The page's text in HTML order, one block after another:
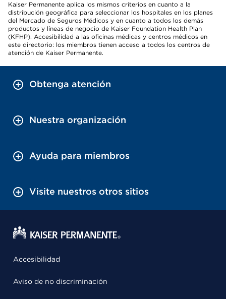
Kaiser Permanente aplica los mismos criterios en cuanto a la
distribución geográfica para seleccionar los hospitales en los planes
del Mercado de Seguros Médicos y en cuanto a todos los demás
productos y líneas de negocio de Kaiser Foundation Health Plan
(KFHP). Accesibilidad a las oficinas médicas y centros médicos en
este directorio: los miembros tienen acceso a todos los centros de
atención de Kaiser Permanente.
Obtenga atención
Nuestra organización
Ayuda para miembros
Visite nuestros otros sitios
Accesibilidad
Aviso de no discriminación